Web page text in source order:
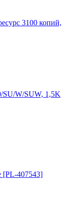
3100 копий,
SU/W/SUW, 1,5K
[PL-407543]